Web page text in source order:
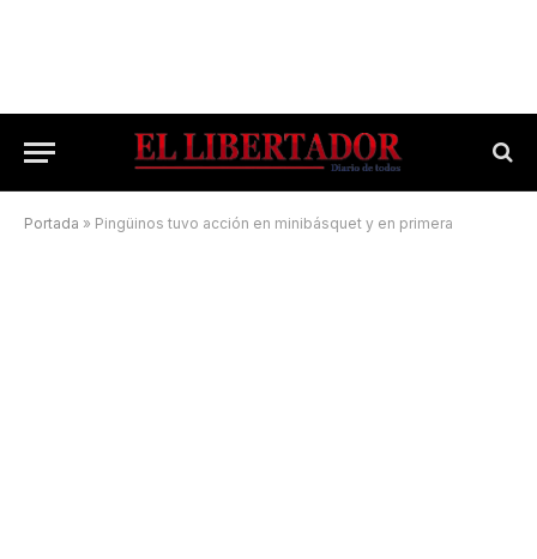
Portada » Pingüinos tuvo acción en minibásquet y en primera